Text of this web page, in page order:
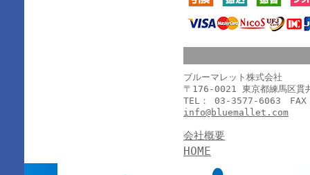
ブルーマレット株式会社
〒176-0021 東京都練馬区貫
TEL： 03-3577-6063
info@bluemallet.com
会社概要
HOME